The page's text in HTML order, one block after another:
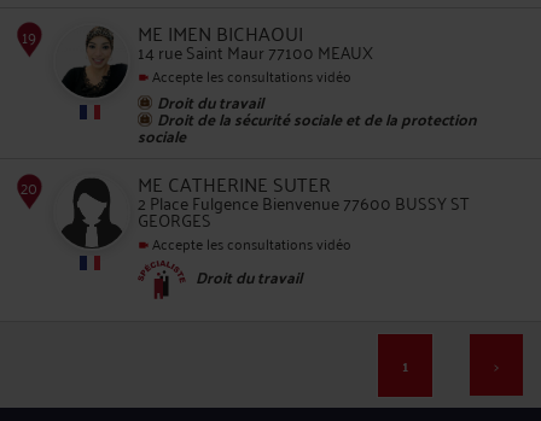
15
16
17
ME IMEN BICHAOUI
14 rue Saint Maur 77100 MEAUX
Accepte les consultations vidéo
Droit du travail
Droit de la sécurité sociale et de la protection
sociale
ME CATHERINE SUTER
2 Place Fulgence Bienvenue 77600 BUSSY ST
GEORGES
Accepte les consultations vidéo
Droit du travail
1 >